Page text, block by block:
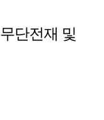
단전재 및